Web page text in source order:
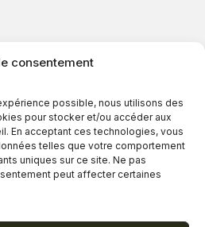
consentement
possible, nous utilisons des
pour stocker et/ou accéder aux
En acceptant ces technologies, vous
telles que votre comportement
uniques sur ce site. Ne pas
peut affecter certaines
9h00 à 17h30
9h00 à 20h00
9h00 à 18h00
11h00 à 16h30